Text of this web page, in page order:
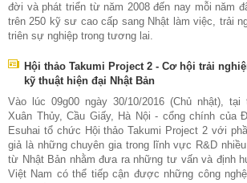
đời và phát triển từ năm 2008 đến nay mỗi năm
trên 250 kỹ sư cao cấp sang Nhật làm việc, trải
triên sự nghiệp trong tương lai.
Hội thảo Takumi Project 2 - Cơ hội trải
kỹ thuật hiện đại Nhật Bản
Vào lúc 09g00 ngày 30/10/2016 (Chủ nhật), tại
Xuân Thủy, Cầu Giấy, Hà Nội - cổng chính của
Esuhai tổ chức Hội thảo Takumi Project 2 với
giả là những chuyên gia trong lĩnh vực R&D
từ Nhật Bản nhằm đưa ra những tư vấn và định
Việt Nam có thể tiếp cận được những công